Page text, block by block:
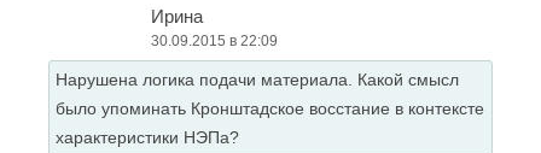
Ирина
30.09.2015 в 22:09
Нарушена логика подачи материала. Какой смысл
было упоминать Кронштадское восстание в контексте
характеристики НЭПа?